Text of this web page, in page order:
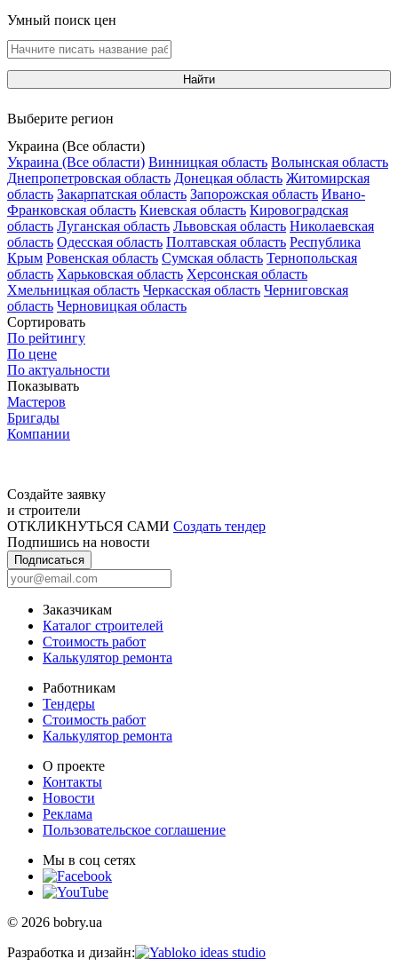
Умный поиск цен
Найти
Выберите регион
Украина (Все области)
Украина (Все области) Винницкая область Волынская область
Днепропетровская область Донецкая область Житомирская
область Закарпатская область Запорожская область Ивано-
Франковская область Киевская область Кировоградская
область Луганская область Львовская область Николаевская
область Одесская область Полтавская область Республика
Крым Ровенская область Сумская область Тернопольская
область Харьковская область Херсонская область
Хмельницкая область Черкасская область Черниговская
область Черновицкая область
Сортировать
По рейтингу
По цене
По актуальности
Показывать
Мастеров
Бригады
Компании
Создайте заявку
и строители
ОТКЛИКНУТЬСЯ САМИ Создать тендер
Подпишись на новости
Подписаться
Заказчикам
Каталог строителей
Стоимость работ
Калькулятор ремонта
Работникам
Тендеры
Стоимость работ
Калькулятор ремонта
О проекте
Контакты
Новости
Реклама
Пользовательское соглашение
Мы в соц сетях
© 2026 bobry.ua
Разработка и дизайн: